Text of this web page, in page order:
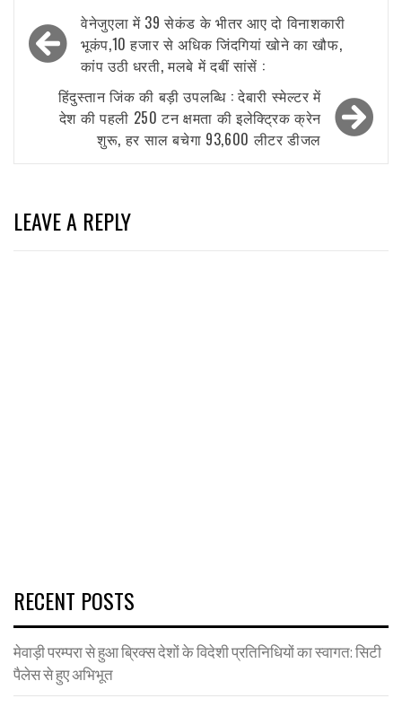
Post
navigation
वेनेजुएला में 39 सेकंड के भीतर आए दो विनाशकारी
भूकंप,10 हजार से अधिक जिंदगियां खोने का खौफ,
कांप उठी धरती, मलबे में दबीं सांसें :
हिंदुस्तान जिंक की बड़ी उपलब्धि : देबारी स्मेल्टर में
देश की पहली 250 टन क्षमता की इलेक्ट्रिक क्रेन
शुरू, हर साल बचेगा 93,600 लीटर डीजल
LEAVE A REPLY
RECENT POSTS
मेवाड़ी परम्परा से हुआ ब्रिक्स देशों के विदेशी प्रतिनिधियों का स्वागत: सिटी
पैलेस से हुए अभिभूत